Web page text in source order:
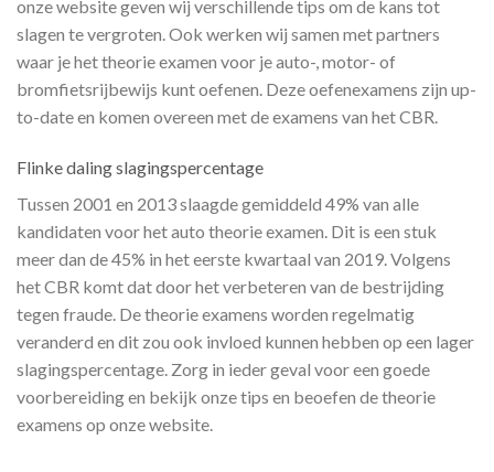
onze website geven wij verschillende tips om de kans tot
slagen te vergroten. Ook werken wij samen met partners
waar je het theorie examen voor je auto-, motor- of
bromfietsrijbewijs kunt oefenen. Deze oefenexamens zijn up-
to-date en komen overeen met de examens van het CBR.
Flinke daling slagingspercentage
Tussen 2001 en 2013 slaagde gemiddeld 49% van alle
kandidaten voor het auto theorie examen. Dit is een stuk
meer dan de 45% in het eerste kwartaal van 2019. Volgens
het CBR komt dat door het verbeteren van de bestrijding
tegen fraude. De theorie examens worden regelmatig
veranderd en dit zou ook invloed kunnen hebben op een lager
slagingspercentage. Zorg in ieder geval voor een goede
voorbereiding en bekijk onze tips en beoefen de theorie
examens op onze website.